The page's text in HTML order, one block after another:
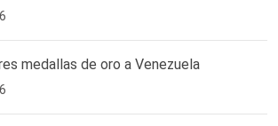
medallas de oro a Venezuela